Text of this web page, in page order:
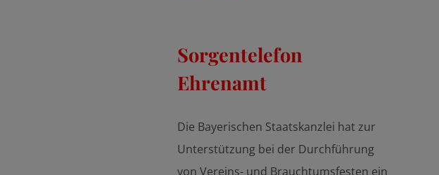
Sorgentelefon
Ehrenamt
Die Bayerischen Staatskanzlei hat zur
Unterstützung bei der Durchführung
von Vereins- und Brauchtumsfesten ein